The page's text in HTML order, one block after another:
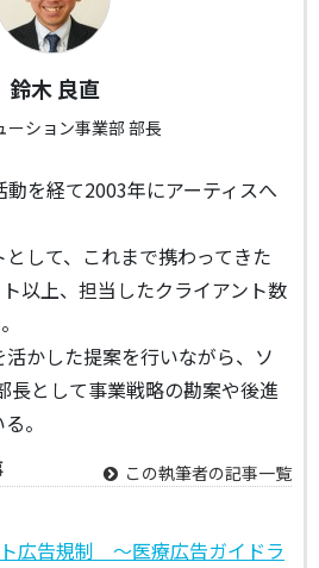
鈴木 良直
ーション事業部 部長
を経て2003年にアーティスへ
して、これまで携わってきた
以上、担当したクライアント数
かした提案を行いながら、ソ
長として事業戦略の勘案や後進
。
この執筆者の記事一覧
広告規制 ～医療広告ガイドラ